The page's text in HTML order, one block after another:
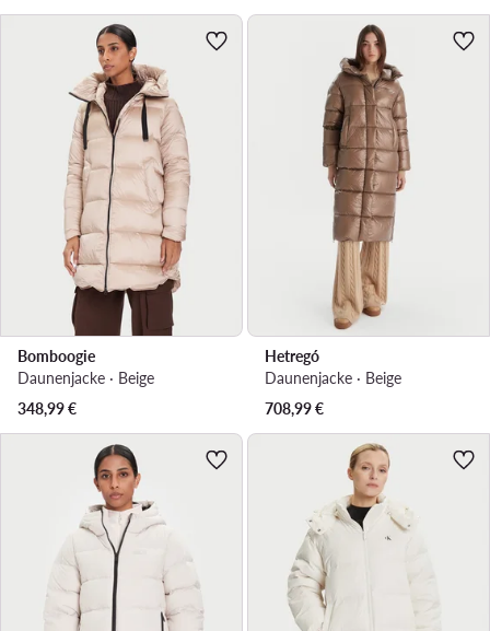
Bomboogie
Daunenjacke · Beige
348,99€
Hetregó
Daunenjacke · Beige
708,99€